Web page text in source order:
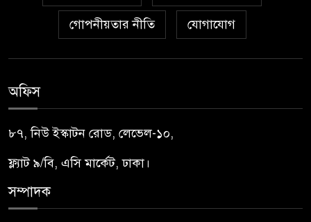
গোপনীয়তার নীতি যোগাযোগ
অফিস
৮৭, নিউ ইস্কাটন রোড, লেভেল-১০,
ফ্ল্যাট ৯/বি, এসি মার্কেট, ঢাকা।
সম্পাদক